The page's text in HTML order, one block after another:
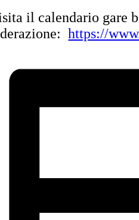
il calendario gare
https://